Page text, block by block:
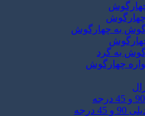
به چهارگوش
به گرد
چهارگوش
درجه